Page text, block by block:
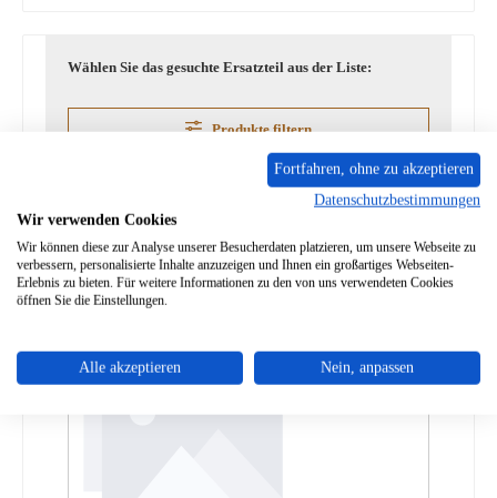
Wählen Sie das gesuchte Ersatzteil aus der Liste:
Produkte filtern
Fortfahren, ohne zu akzeptieren
Datenschutzbestimmungen
Wir verwenden Cookies
Wir können diese zur Analyse unserer Besucherdaten platzieren, um unsere Webseite zu
verbessern, personalisierte Inhalte anzuzeigen und Ihnen ein großartiges Webseiten-
Erlebnis zu bieten. Für weitere Informationen zu den von uns verwendeten Cookies
öffnen Sie die Einstellungen.
Alle akzeptieren Nein, anpassen